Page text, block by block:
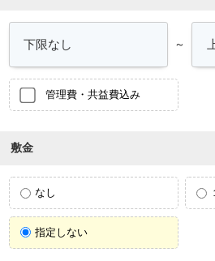
～
管理費・共益費込み
敷金
なし
指定しない